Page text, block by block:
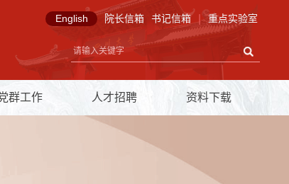
重点实验室
书记信箱
院长信箱
English
群工作 人才招聘 资料下载